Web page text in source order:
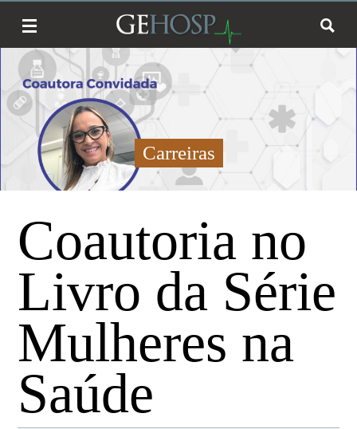
Carreiras
Coautoria no
Livro da Série
Mulheres na
Saúde